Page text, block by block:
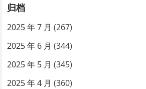
归档
2025 年 7 月 (267)
2025 年 6 月 (344)
2025 年 5 月 (345)
2025 年 4 月 (360)